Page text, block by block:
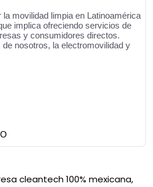
movilidad limpia en Latinoamérica
implica ofreciendo servicios de
y consumidores directos.
nosotros, la electromovilidad y
cleantech 100% mexicana,